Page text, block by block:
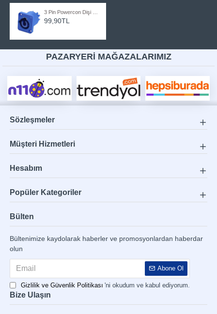
99,90TL
PAZARYERİ MAĞAZALARIMIZ
Sözleşmeler
Müşteri Hizmetleri
Hesabım
Popüler Kategoriler
Bülten
Bültenimize kaydolarak haberler ve promosyonlardan haberdar
olun
Abone Ol
Gizlilik ve Güvenlik Politikası 'ni okudum ve kabul ediyorum.
Bize Ulaşın